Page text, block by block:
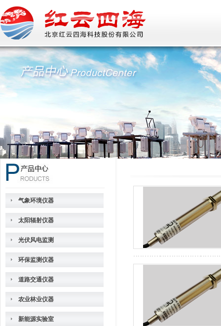
气象环境仪器
太阳辐射仪器
光伏风电监测
环保监测仪器
道路交通仪器
农业林业仪器
新能源实验室